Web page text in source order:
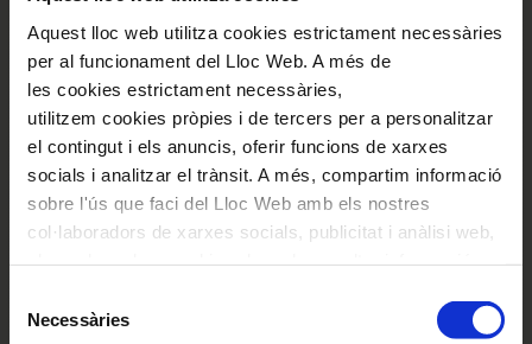
Aquest lloc web utilitza cookies estrictament necessàries
per al funcionament del Lloc Web. A més de
les cookies estrictament necessàries,
utilitzem cookies pròpies i de tercers per a personalitzar
el contingut i els anuncis, oferir funcions de xarxes
socials i analitzar el trànsit. A més, compartim informació
sobre l'ús que faci del Lloc Web amb els nostres
col·laboradors de xarxes socials, publicitat i anàlisi web,
de l'ús que hagi fet dels seus serveis. En el quadre
Necessàries
Manuscrit hològraf de la última pàgina de la "Suite
Intertonal" de Jaume Pahissa. Reproducció inclosa al
programa.
Des de l’any 1921 fins el 1936 trobem la
presència del compositor dirigint la seva obra al
Palau de la Música Catalana. Hi destaquem
dirigit altres obres com “A les costes